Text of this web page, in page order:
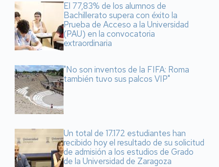
El 77,83% de los alumnos de
Bachillerato supera con éxito la
Prueba de Acceso a la Universidad
(PAU) en la convocatoria
extraordinaria
"No son inventos de la FIFA: Roma
también tuvo sus palcos VIP"
Un total de 17.172 estudiantes han
recibido hoy el resultado de su solicitud
de admisión a los estudios de Grado
de la Universidad de Zaragoza